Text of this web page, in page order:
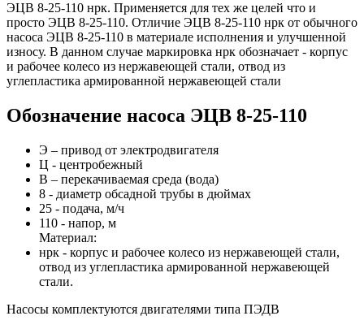
ЭЦВ 8-25-110 нрк. Применяется для тех же целей что и
просто ЭЦВ 8-25-110. Отличие ЭЦВ 8-25-110 нрк от обычного
насоса ЭЦВ 8-25-110 в материале исполнения и улучшенной
износу. В данном случае маркировка нрк обозначает - корпус
и рабочее колесо из нержавеющей стали, отвод из
углепластика армированной нержавеющей стали
Обозначение насоса ЭЦВ 8-25-110
Э – привод от электродвигателя
Ц - центробежный
В – перекачиваемая среда (вода)
8 - диаметр обсадной трубы в дюймах
25 - подача, м/ч
110 - напор, м
Материал:
нрк - корпус и рабочее колесо из нержавеющей стали,
отвод из углепластика армированной нержавеющей
стали.
Насосы комплектуются двигателями типа ПЭДВ